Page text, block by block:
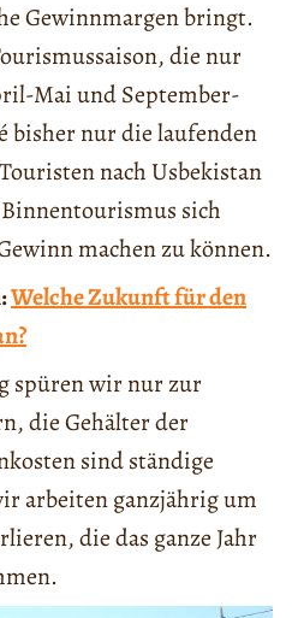
Gewinnmargen bringt.
die nur
Mai und September-
bisher nur die laufenden
nach Usbekistan
sich
machen zu können.
Welche Zukunft für den
spüren wir nur zur
die Gehälter der
sind ständige
arbeiten ganzjährig um
die das ganze Jahr